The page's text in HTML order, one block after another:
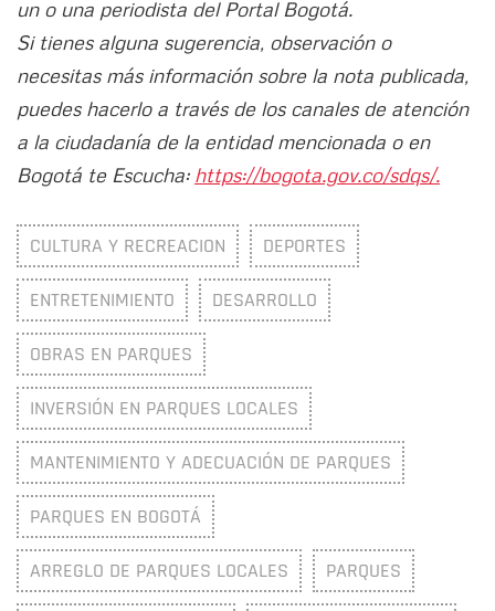
un o una periodista del Portal Bogotá.
Si tienes alguna sugerencia, observación o
necesitas más información sobre la nota publicada,
puedes hacerlo a través de los canales de atención
a la ciudadanía de la entidad mencionada o en
Bogotá te Escucha: https://bogota.gov.co/sdqs/.
CULTURA Y RECREACION DEPORTES
ENTRETENIMIENTO DESARROLLO
OBRAS EN PARQUES
INVERSIÓN EN PARQUES LOCALES
MANTENIMIENTO Y ADECUACIÓN DE PARQUES
PARQUES EN BOGOTÁ
ARREGLO DE PARQUES LOCALES PARQUES